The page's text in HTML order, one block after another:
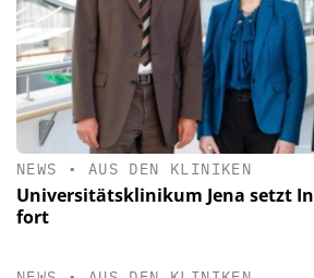
NEWS • AUS DEN KLINIKEN
Universitätsklinikum Jena setzt
fort